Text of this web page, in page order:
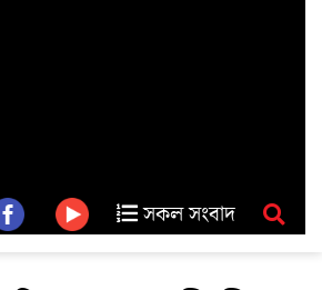
সকল সংবাদ